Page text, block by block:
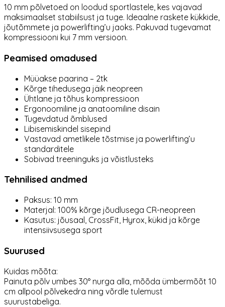
10 mm põlvetoed on loodud sportlastele, kes vajavad
maksimaalset stabiilsust ja tuge. Ideaalne raskete kükkide,
jõutõmmete ja powerlifting’u jaoks. Pakuvad tugevamat
kompressiooni kui 7 mm versioon.
Peamised omadused
Müüakse paarina – 2tk
Kõrge tihedusega jäik neopreen
Ühtlane ja tõhus kompressioon
Ergonoomiline ja anatoomiline disain
Tugevdatud õmblused
Libisemiskindel sisepind
Vastavad ametlikele tõstmise ja powerlifting’u
standarditele
Sobivad treeninguks ja võistlusteks
Tehnilised andmed
Paksus: 10 mm
Materjal: 100% kõrge jõudlusega CR-neopreen
Kasutus: jõusaal, CrossFit, Hyrox, kükid ja kõrge
intensiivsusega sport
Suurused
Kuidas mõõta:
Painuta põlv umbes 30° nurga alla, mõõda ümbermõõt 10
cm allpool põlvekedra ning võrdle tulemust
suurustabeliga.